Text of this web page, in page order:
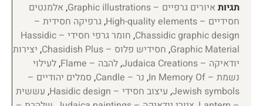
תגיות איורים גרפיים – Graphic illustrations , אלמנטים
חסידיים – High-quality elements
,גרפיקה חסידית –
Chassidic graphic design
,
חומר גרפי חסידי – Hassidic
Graphic Material
, חסידיש פלוס – Chasidish Plus , יצירות
יודאיקה – Judaica Creations
,להבה – Flame ,לעילוי
נשמת – In Memory Of
, נר – Candle , סמלים יהודיים –
Jewish symbols
, עיצוב חסידי – Hasidic design , עששית